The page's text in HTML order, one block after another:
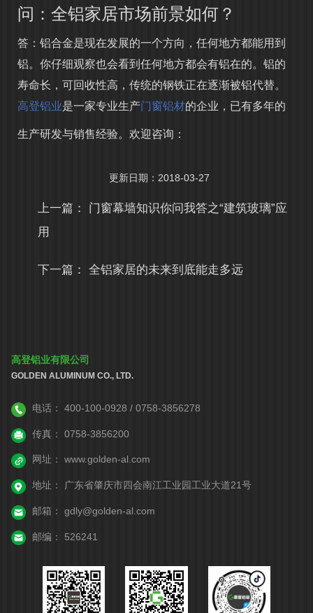
问：全铝家居市场前景如何？
答： 铝合金是现在发展的一个方向，任何地方都能用到
铝。你仔细观察也会看到任何地方都会有铝在的。铝的
寿命长，可回收性高，传统的钢铁正在逐渐被铝代替。
高登铝业是一家专业生产门窗铝材的企业，已有多年的
生产研发与销售经验。欢迎咨询：
更新日期：2018-03-27
上一篇： 门窗幕墙知识你问我答之“建筑玻璃”应
用
下一篇：全铝家居的未来到底能走多远
高登铝业有限公司
GOLDEN ALUMINUM CO., LTD.
电话： 400-100-0928 / 0758-3856278
传真： 0758-3856200
网址： www.golden-al.com
地址： 广东省肇庆市四会南江工业园工业大道21号
邮箱： gdly@golden-al.com
邮编： 526241